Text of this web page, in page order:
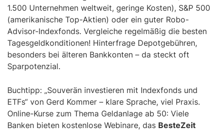
1.500 Unternehmen weltweit, geringe Kosten), S&P 500
(amerikanische Top-Aktien) oder ein guter Robo-
Advisor-Indexfonds. Vergleiche regelmäßig die besten
Tagesgeldkonditionen! Hinterfrage Depotgebühren,
besonders bei älteren Bankkonten – da steckt oft
Sparpotenzial.
Buchtipp: „Souverän investieren mit Indexfonds und
ETFs“ von Gerd Kommer – klare Sprache, viel Praxis.
Online-Kurse zum Thema Geldanlage ab 50: Viele
Banken bieten kostenlose Webinare, das BesteZeit